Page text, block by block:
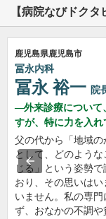
【病院なびドク
鹿児島県鹿児島市
冨永内科
冨永 裕一 院
外来診療について
すが、特に力を入
父の代から「地域の
として、どのよう
じる」という姿勢
おり、その思いはい
いません。私の専門
ず、おなかの不調や